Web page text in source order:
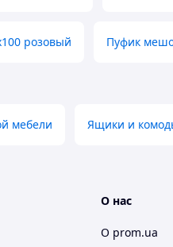
розовый Пуфик
мебели Ящики и
О нас
О prom.ua